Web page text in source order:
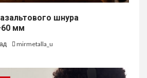
шнура
мм
mirmetalla_u